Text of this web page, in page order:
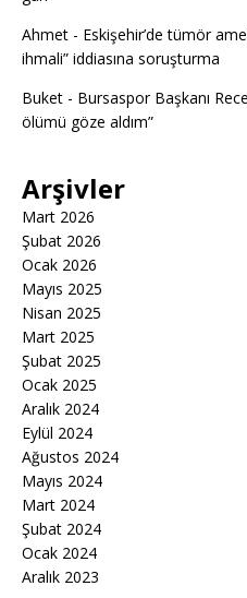
Ahmet - Eskişehir’de tümör
ihmali” iddiasına soruşturma
Buket - Bursaspor Başkanı
ölümü göze aldım”
Arşivler
Mart 2026
Şubat 2026
Ocak 2026
Mayıs 2025
Nisan 2025
Mart 2025
Şubat 2025
Ocak 2025
Aralık 2024
Eylül 2024
Ağustos 2024
Mayıs 2024
Mart 2024
Şubat 2024
Ocak 2024
Aralık 2023